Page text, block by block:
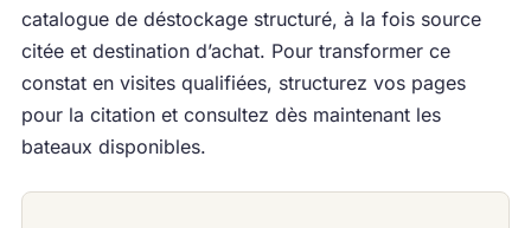
catalogue de déstockage structuré, à la fois source
citée et destination d’achat. Pour transformer ce
constat en visites qualifiées, structurez vos pages
pour la citation et consultez dès maintenant les
bateaux disponibles.